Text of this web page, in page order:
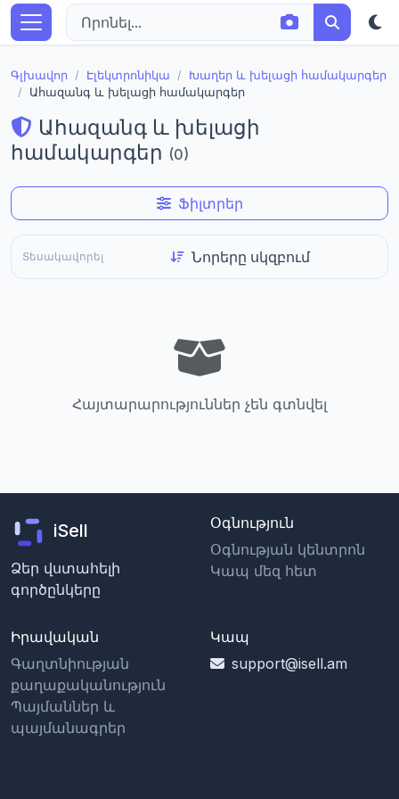
Գլխավոր Էլեկտրոնիկա
Խաղեր և խելացի համակարգեր
Ահազանգ և խելացի համակարգեր
Ահազանգ և խելացի
համակարգեր (0)
Ֆիլտրեր
Տեսակավորել
Հայտարարություններ չեն գտնվել
iSell
Ձեր վստահելի
գործընկերը
Օգնություն
Օգնության կենտրոն
Կապ մեզ հետ
Իրավական
Գաղտնիության
քաղաքականություն
Պայմաններ և
պայմանագրեր
Կապ
support@isell.am